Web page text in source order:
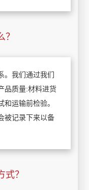
。我们通过我们
品质量:材料进货
运输前检验。
被记录下来以备
？